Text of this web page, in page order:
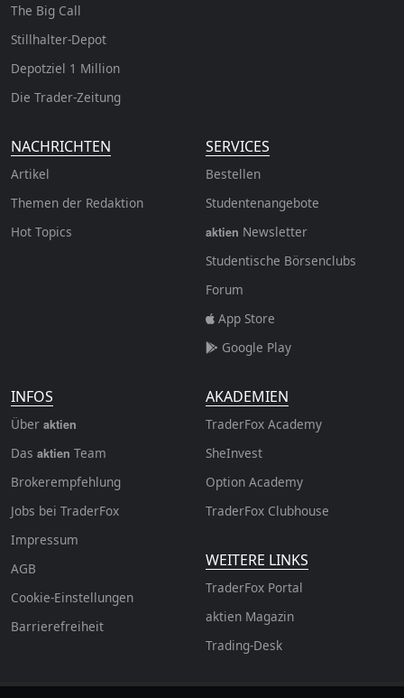
The Big Call
Stillhalter-Depot
Depotziel 1 Million
Die Trader-Zeitung
NACHRICHTEN
Artikel
Themen der Redaktion
Hot Topics
SERVICES
Bestellen
Studentenangebote
aktien Newsletter
Studentische Börsenclubs
Forum
App Store
Google Play
INFOS
Über aktien
Das aktien Team
Brokerempfehlung
Jobs bei TraderFox
Impressum
AGB
Cookie-Einstellungen
Barrierefreiheit
AKADEMIEN
TraderFox Academy
SheInvest
Option Academy
TraderFox Clubhouse
WEITERE LINKS
TraderFox Portal
aktien Magazin
Trading-Desk